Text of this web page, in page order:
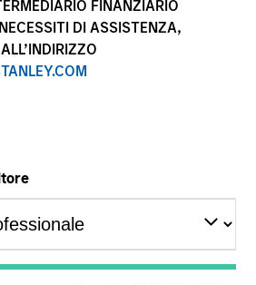
FINANZIARIO
DI ASSISTENZA,
e gli oneri relativi
delle quote. Tutti i dati relativi
indici sono tratti da Morgan
fonds